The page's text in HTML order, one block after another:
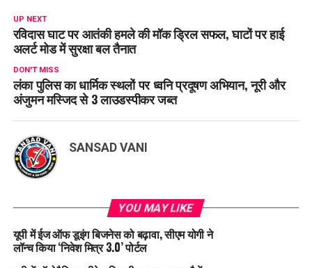
UP NEXT
रविदास घाट पर आतंकी हमले की मॉक ड्रिल सफल, घाटों पर हाई
अलर्ट मोड में सुरक्षा बल तैनात
DON'T MISS
लंका पुलिस का धार्मिक स्थलों पर ध्वनि प्रदूषण अभियान, नूरी और
अंजुमन मस्जिद से 3 लाउडस्पीकर जब्त
SANSAD VANI
YOU MAY LIKE
यूपी में ईज ऑफ डूइंग बिजनेस को बढ़ावा, सीएम योगी ने
लॉन्च किया ‘निवेश मित्र 3.0’ पोर्टल